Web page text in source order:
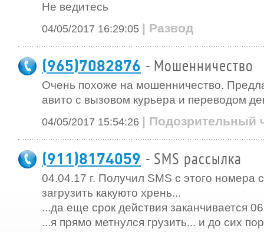
Не ведитесь
04/05/2017 16:29:05 | Развод
(965)7082876 - Мошенничество
Очень похоже на мошенничество.
авито с вызовом курьера и переводом
04/05/2017 15:54:26 | Подозрительный
(911)8174059 - SMS рассылка
04.04.17 г. Получил SMS с этого номера
загрузить какуюто хрень...
...да еще срок действия заканчивается
...я прямо метнулся грузить... и до сих